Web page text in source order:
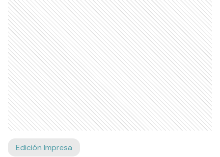
Edición Impresa